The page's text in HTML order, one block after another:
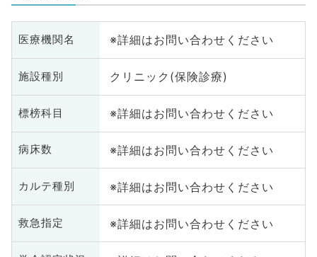
医療機関名 ※詳細はお問い合わせください
施設種別 クリニック(保険診療)
標榜科目 ※詳細はお問い合わせください
病床数 ※詳細はお問い合わせください
カルテ種別 ※詳細はお問い合わせください
救急指定 ※詳細はお問い合わせください